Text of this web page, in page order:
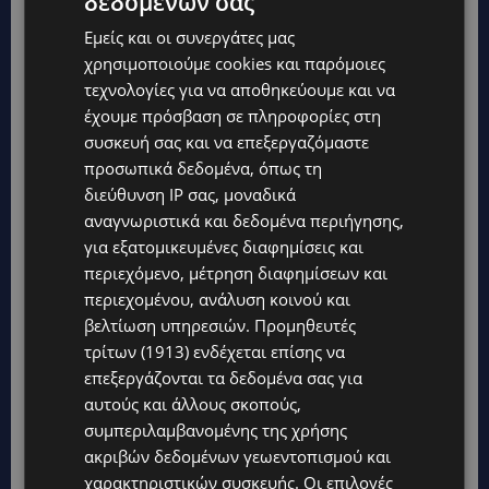
Topics
UPDATES
ΛΑΤΣΙΑ-ΓΕΡΙ: Στο επίκεντρο η δημιουργία δομών για
ασυνόδευτους ανήλικους – Αντιδρά ο Δήμος, στηρίζει υπό
προϋποθέσεις το Κίνημα Οικολόγων
UPDATES
ΣΤΟ «ΚΟΚΚΙΝΟ» Η ΖΕΣΤΗ: Νέα κίτρινη προειδοποίηση και
40άρια στο εσωτερικό
Εμείς και οι συνεργάτες μας
χρησιμοποιούμε cookies και παρόμοιες
τεχνολογίες για να αποθηκεύουμε και να
έχουμε πρόσβαση σε πληροφορίες στη
συσκευή σας και να επεξεργαζόμαστε
προσωπικά δεδομένα, όπως τη
διεύθυνση IP σας, μοναδικά
αναγνωριστικά και δεδομένα περιήγησης,
για εξατομικευμένες διαφημίσεις και
περιεχόμενο, μέτρηση διαφημίσεων και
περιεχομένου, ανάλυση κοινού και
βελτίωση υπηρεσιών. Προμηθευτές
τρίτων (1913) ενδέχεται επίσης να
επεξεργάζονται τα δεδομένα σας για
αυτούς και άλλους σκοπούς,
συμπεριλαμβανομένης της χρήσης
ακριβών δεδομένων γεωεντοπισμού και
χαρακτηριστικών συσκευής. Οι επιλογές